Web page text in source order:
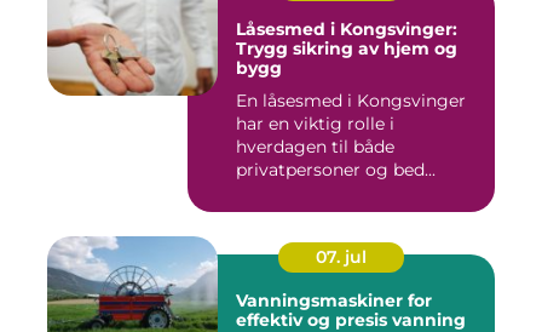
Låsesmed i Kongsvinger:
Trygg sikring av hjem og
bygg
En låsesmed i Kongsvinger
har en viktig rolle i
hverdagen til både
privatpersoner og bed...
07. jul
Vanningsmaskiner for
effektiv og presis vanning